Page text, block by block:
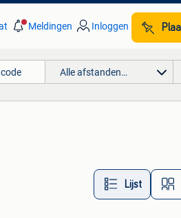
Meldingen Inloggen
Alle afstanden…
Lijst